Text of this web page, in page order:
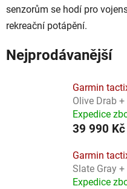
senzorům se hodí pro
rekreační potápění.
Nejprodávanější
Garmin
Olive Drab
Expedice
39 990 Kč
Garmin
Slate Gray
Expedice